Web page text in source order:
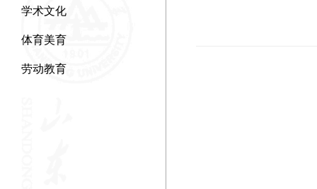
学术文化
体育美育
劳动教育